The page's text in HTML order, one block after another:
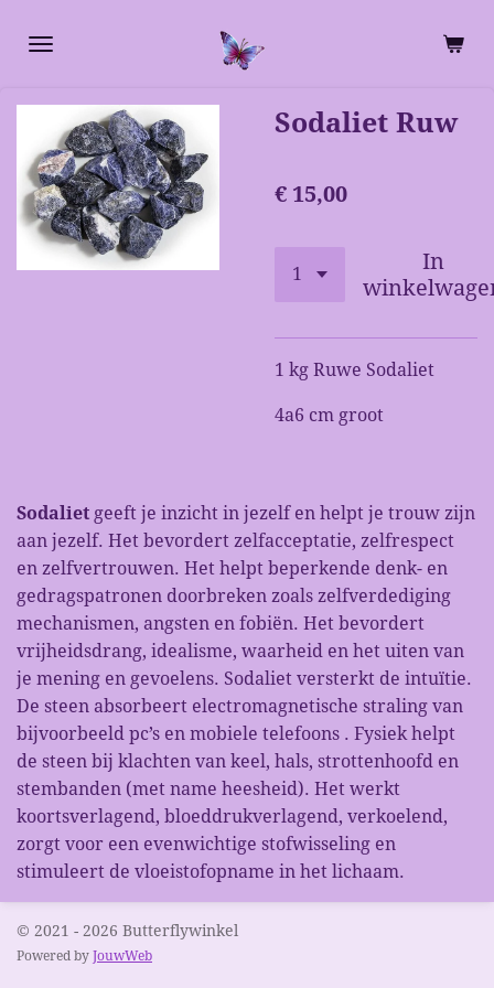
direct
de
hoofdinhoud
Sodaliet Ruw
€ 15,00
In
1 kg Ruwe Sodaliet
4a6 cm groot
Sodaliet geeft je inzicht in jezelf en helpt je trouw zijn
aan jezelf. Het bevordert zelfacceptatie, zelfrespect
en zelfvertrouwen. Het helpt beperkende denk- en
gedragspatronen doorbreken zoals zelfverdediging
mechanismen, angsten en fobiën. Het bevordert
vrijheidsdrang, idealisme, waarheid en het uiten van
je mening en gevoelens. Sodaliet versterkt de intuïtie.
De steen absorbeert electromagnetische straling van
bijvoorbeeld pc’s en mobiele telefoons . Fysiek helpt
de steen bij klachten van keel, hals, strottenhoofd en
stembanden (met name heesheid). Het werkt
koortsverlagend, bloeddrukverlagend, verkoelend,
zorgt voor een evenwichtige stofwisseling en
stimuleert de vloeistofopname in het lichaam.
© 2021 - 2026 Butterflywinkel
Powered by JouwWeb